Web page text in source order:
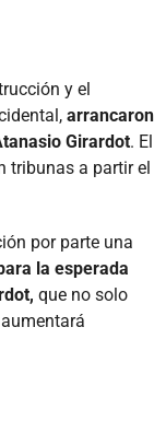
y el
arrancaron
Girardot. El
tribunas a partir el
por parte una
la esperada
que no solo